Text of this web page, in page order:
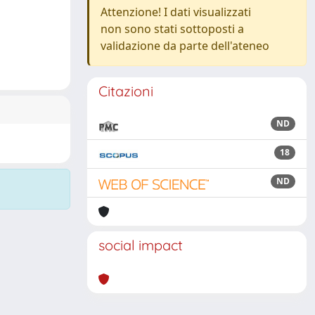
Attenzione! I dati visualizzati
non sono stati sottoposti a
validazione da parte dell'ateneo
Citazioni
ND
18
ND
social impact